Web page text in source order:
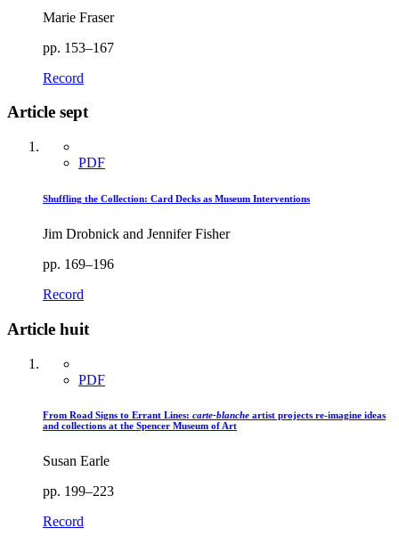
Marie Fraser
pp. 153–167
Record
Article sept
PDF
Shuffling the Collection: Card Decks as Museum Interventions
Jim Drobnick and Jennifer Fisher
pp. 169–196
Record
Article huit
PDF
From Road Signs to Errant Lines: carte-blanche artist projects re-imagine ideas
and collections at the Spencer Museum of Art
Susan Earle
pp. 199–223
Record